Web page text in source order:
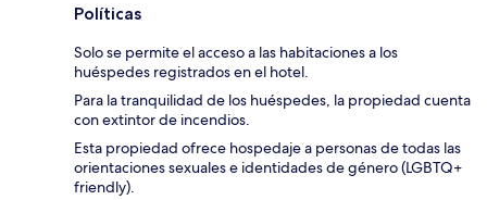
Políticas
Solo se permite el acceso a las habitaciones a los
huéspedes registrados en el hotel.
Para la tranquilidad de los huéspedes, la propiedad cuenta
con extintor de incendios.
Esta propiedad ofrece hospedaje a personas de todas las
orientaciones sexuales e identidades de género (LGBTQ+
friendly).